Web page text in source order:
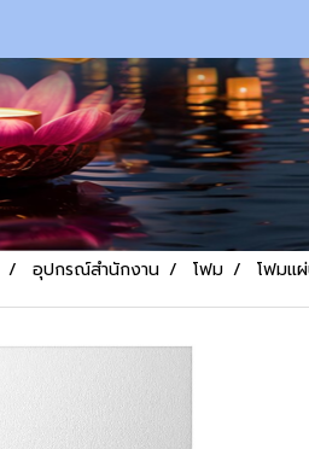
อุปกรณ์สำนักงาน โฟม โฟมแ